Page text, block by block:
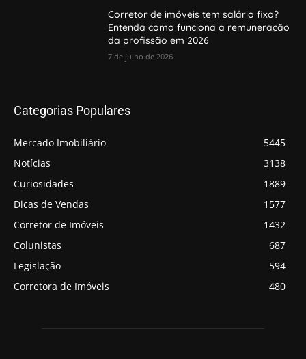
Corretor de imóveis tem salário fixo?
Entenda como funciona a remuneração
da profissão em 2026
7 de julho de 2026
Categorias Populares
Mercado Imobiliário
5445
Notícias
3138
Curiosidades
1889
Dicas de Vendas
1577
Corretor de Imóveis
1432
Colunistas
687
Legislação
594
Corretora de Imóveis
480